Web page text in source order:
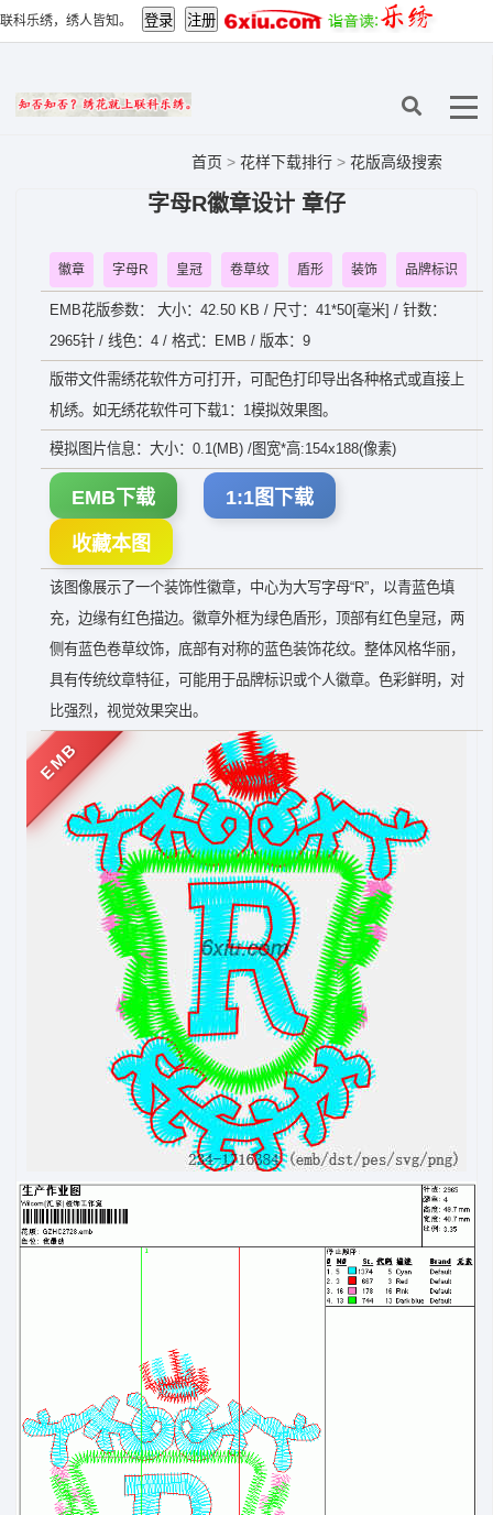
联科乐绣，绣人皆知。
首页 > 花样下载排行 > 花版高级搜索
字母R徽章设计 章仔
徽章 字母R 皇冠 卷草纹 盾形 装饰 品牌标识
EMB花版参数： 大小：42.50 KB / 尺寸：41*50[毫米] / 针数：
2965针 / 线色：4 / 格式：EMB / 版本：9
版带文件需绣花软件方可打开，可配色打印导出各种格式或直接上
机绣。如无绣花软件可下载1：1模拟效果图。
模拟图片信息：大小：0.1(MB) /图宽*高:154x188(像素)
EMB下载 1:1图下载
收藏本图
该图像展示了一个装饰性徽章，中心为大写字母“R”，以青蓝色填
充，边缘有红色描边。徽章外框为绿色盾形，顶部有红色皇冠，两
侧有蓝色卷草纹饰，底部有对称的蓝色装饰花纹。整体风格华丽，
具有传统纹章特征，可能用于品牌标识或个人徽章。色彩鲜明，对
比强烈，视觉效果突出。
EMB